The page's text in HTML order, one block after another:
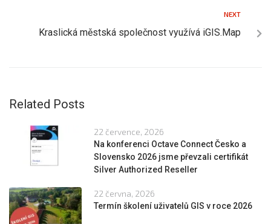
NEXT
Kraslická městská společnost využívá iGIS.Map
Related Posts
22 července, 2026
Na konferenci Octave Connect Česko a
Slovensko 2026 jsme převzali certifikát
Silver Authorized Reseller
22 června, 2026
Termín školení uživatelů GIS v roce 2026